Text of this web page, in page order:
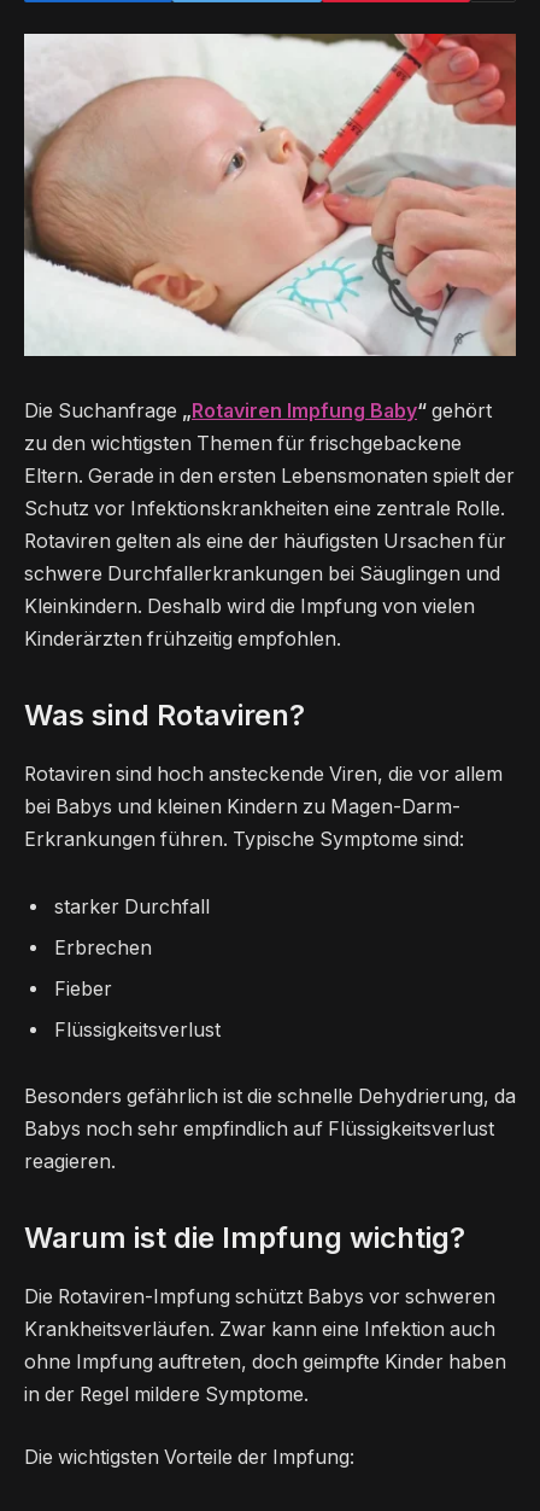
Die Suchanfrage „Rotaviren Impfung Baby“ gehört
zu den wichtigsten Themen für frischgebackene
Eltern. Gerade in den ersten Lebensmonaten spielt der
Schutz vor Infektionskrankheiten eine zentrale Rolle.
Rotaviren gelten als eine der häufigsten Ursachen für
schwere Durchfallerkrankungen bei Säuglingen und
Kleinkindern. Deshalb wird die Impfung von vielen
Kinderärzten frühzeitig empfohlen.
Was sind Rotaviren?
Rotaviren sind hoch ansteckende Viren, die vor allem
bei Babys und kleinen Kindern zu Magen-Darm-
Erkrankungen führen. Typische Symptome sind:
starker Durchfall
Erbrechen
Fieber
Flüssigkeitsverlust
Besonders gefährlich ist die schnelle Dehydrierung, da
Babys noch sehr empfindlich auf Flüssigkeitsverlust
reagieren.
Warum ist die Impfung wichtig?
Die Rotaviren-Impfung schützt Babys vor schweren
Krankheitsverläufen. Zwar kann eine Infektion auch
ohne Impfung auftreten, doch geimpfte Kinder haben
in der Regel mildere Symptome.
Die wichtigsten Vorteile der Impfung: